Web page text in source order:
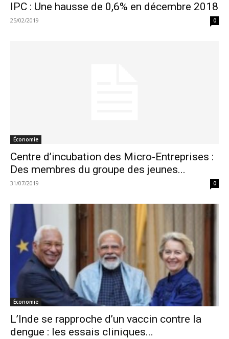
IPC : Une hausse de 0,6% en décembre 2018
25/02/2019 0
Économie
Centre d’incubation des Micro-Entreprises :
Des membres du groupe des jeunes...
31/07/2019 0
Économie
L’Inde se rapproche d’un vaccin contre la
dengue : les essais cliniques...